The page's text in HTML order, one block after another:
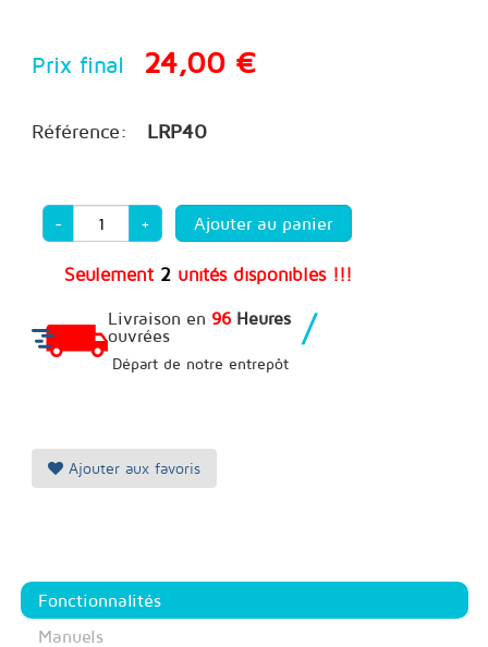
Prix final 24,00 €
Référence: LRP40
- +
Seulement 2 unités disponibles !!!
Livraison en 96 Heures
ouvrées
/
Départ de notre entrepôt
Ajouter aux favoris
Fonctionnalités
Manuels